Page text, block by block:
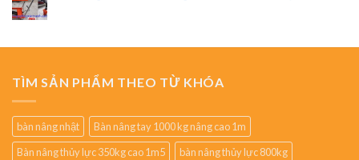
TÌM SẢN PHẨM THEO TỪ KHÓA
bàn nâng nhật
Bàn nâng tay 1000 kg nâng cao 1m
Bàn nâng thủy lực 350kg cao 1m5
bàn nâng thủy lực 800kg